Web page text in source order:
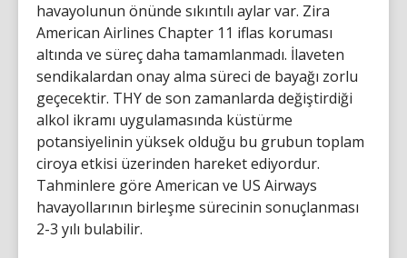
havayolunun önünde sıkıntılı aylar var. Zira
American Airlines Chapter 11 iflas koruması
altında ve süreç daha tamamlanmadı. İlaveten
sendikalardan onay alma süreci de bayağı zorlu
geçecektir. THY de son zamanlarda değiştirdiği
alkol ikramı uygulamasında küstürme
potansiyelinin yüksek olduğu bu grubun toplam
ciroya etkisi üzerinden hareket ediyordur.
Tahminlere göre American ve US Airways
havayollarının birleşme sürecinin sonuçlanması
2-3 yılı bulabilir.